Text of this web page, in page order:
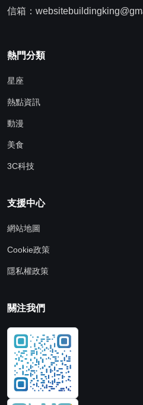
信箱：
熱門分類
星座
熱點資訊
動漫
美食
3C科技
支援中心
網站地圖
Cookie政策
隱私權政策
關注我們